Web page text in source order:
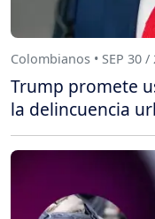
Colombianos • SEP 30 /
Trump promete
la delincuencia